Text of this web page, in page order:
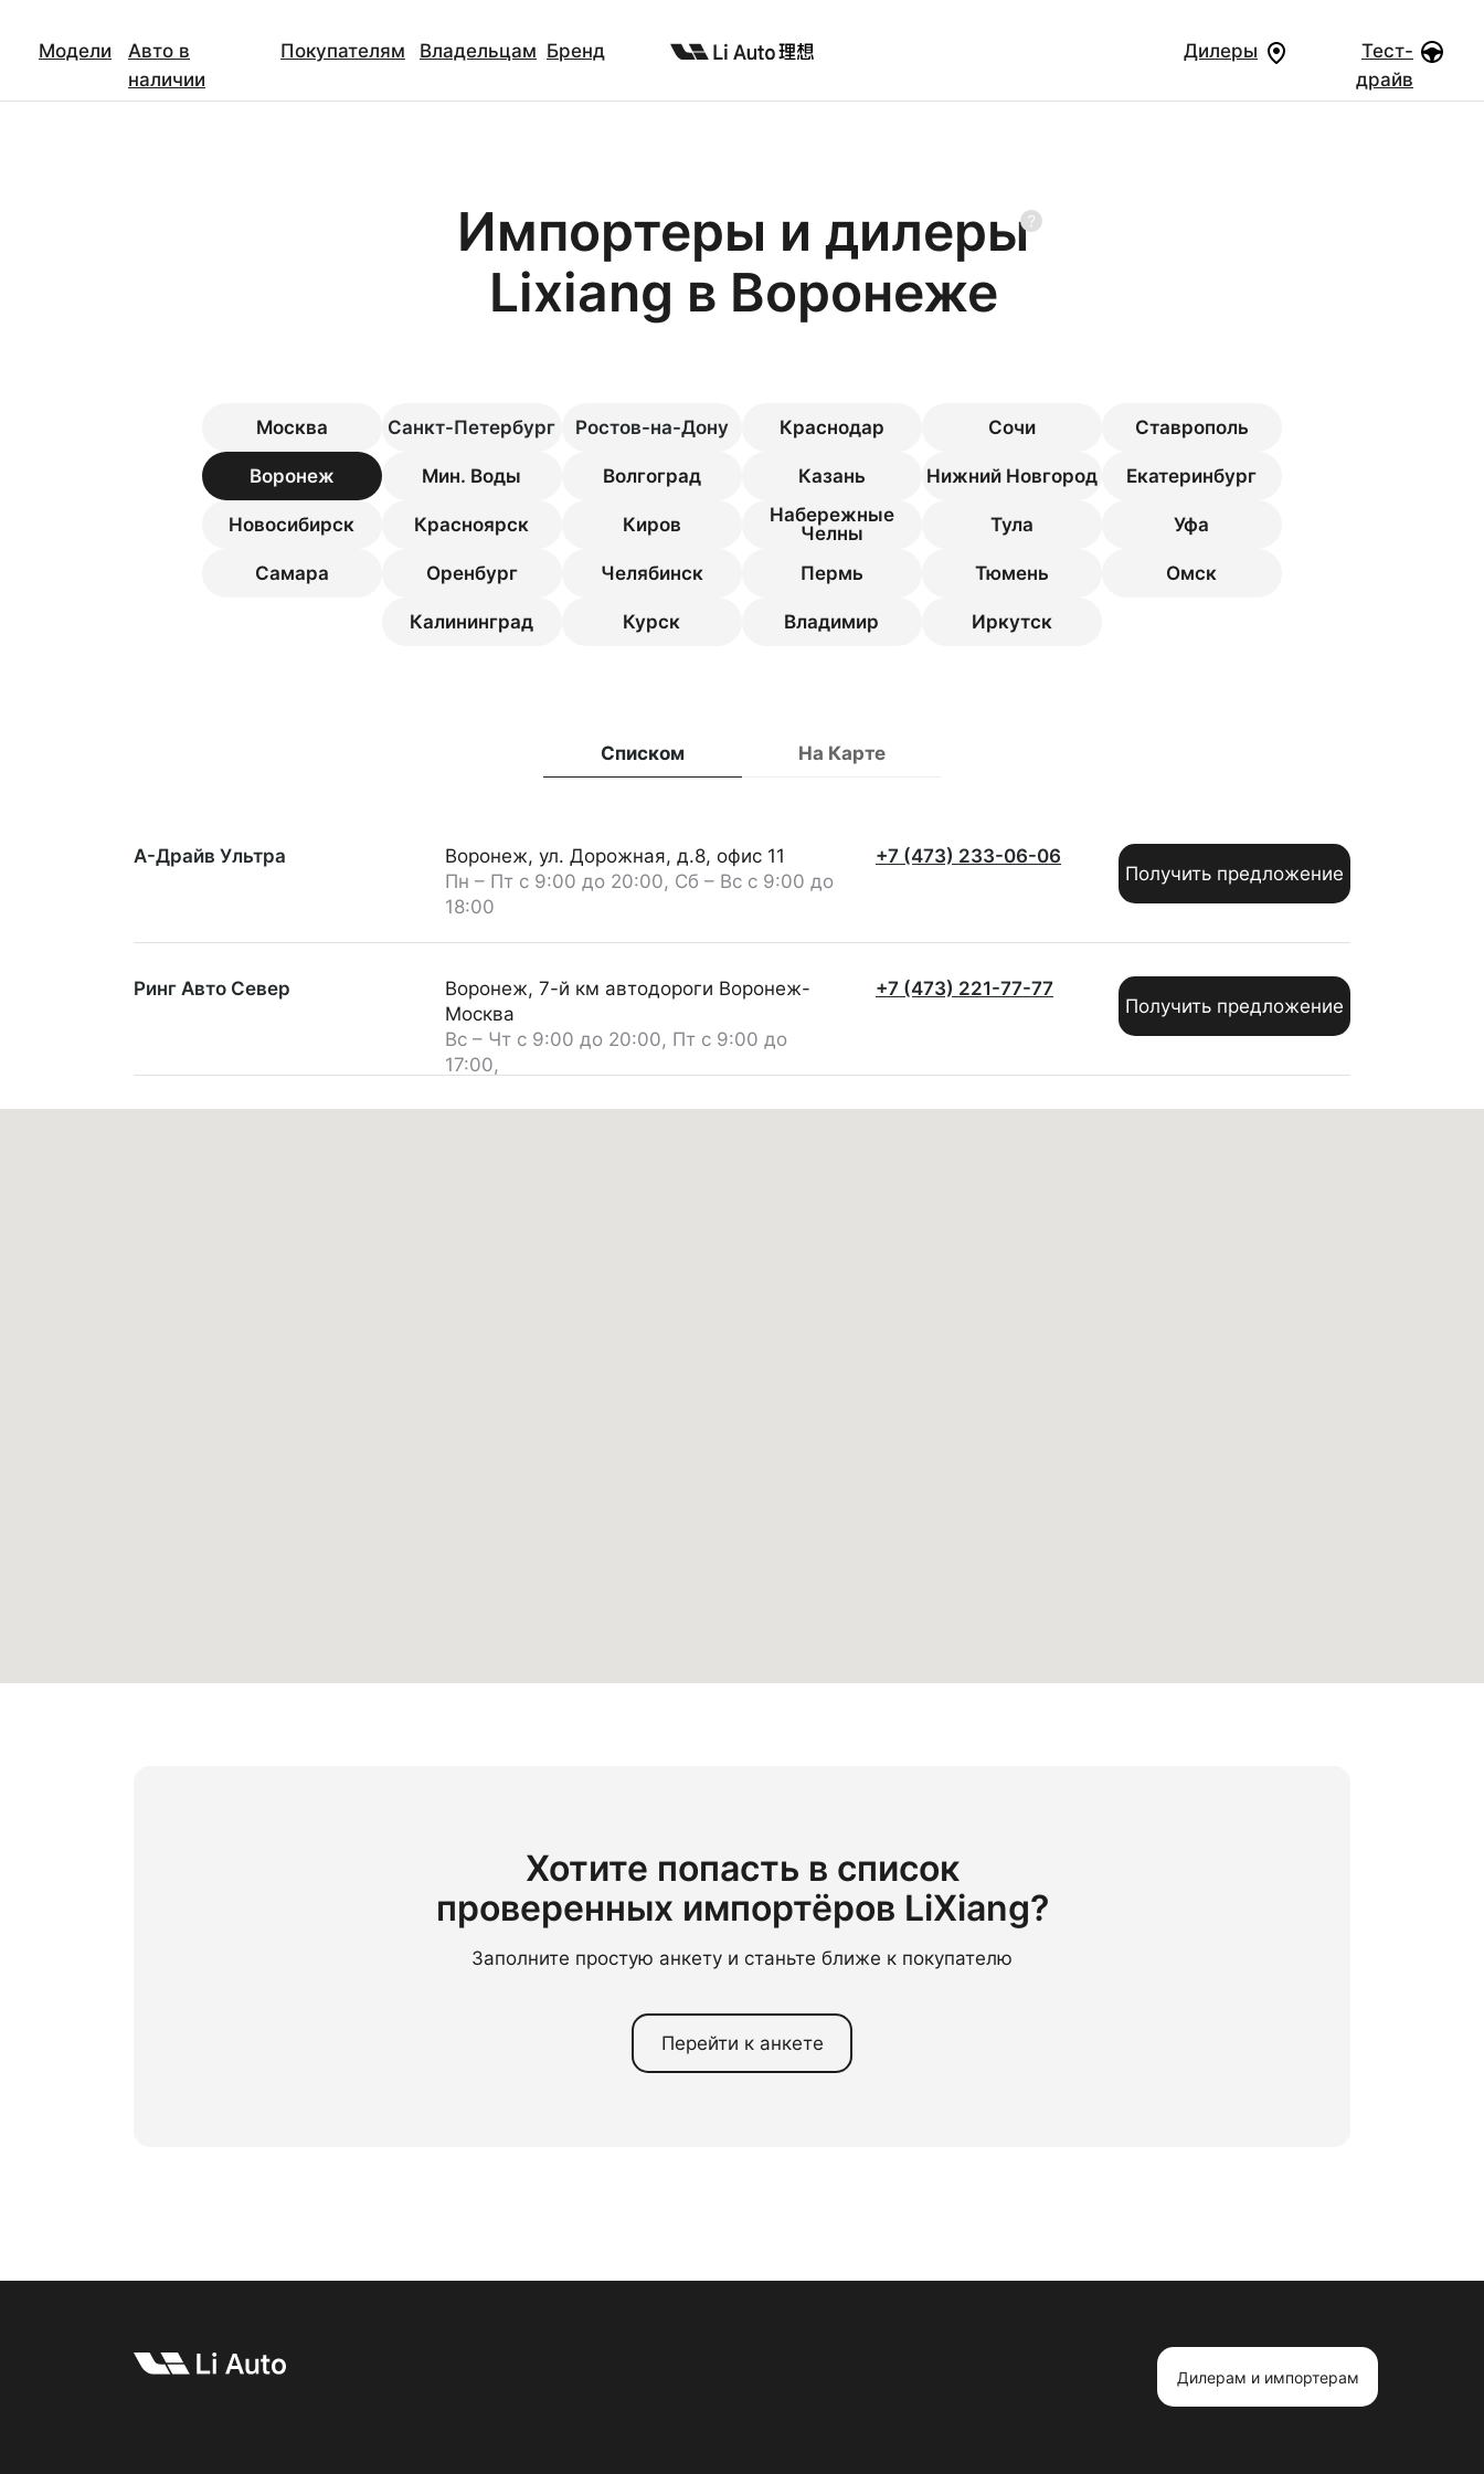
Модели Покупателям Владельцам
Авто в
наличии
Бренд Дилеры
Тест-
драйв
Импортеры и дилеры
Liхiang в Воронеже
Москва Санкт-Петербург Ростов-на-Дону Краснодар Сочи Ставрополь
Воронеж Мин. Воды Волгоград Казань Нижний Новгород Екатеринбург
Новосибирск Красноярск Киров
Набережные
Челны
Тула Уфа
Самара Оренбург Челябинск Пермь Тюмень Омск
Калининград Курск Владимир Иркутск
Списком На Карте
А-Драйв Ультра
Воронеж, ул. Дорожная, д.8, офис 11
Пн – Пт с 9:00 до 20:00, Сб – Вс с 9:00 до
18:00
+7 (473) 233-06-06
Получить предложение
Ринг Авто Север
Воронеж, 7-й км автодороги Воронеж-
Москва
Вс – Чт с 9:00 до 20:00, Пт с 9:00 до
17:00,
+7 (473) 221-77-77
Получить предложение
Хотите попасть в список
проверенных импортёров LiXiang?
Заполните простую анкету и станьте ближе к покупателю
Перейти к анкете
Дилерам и импортерам